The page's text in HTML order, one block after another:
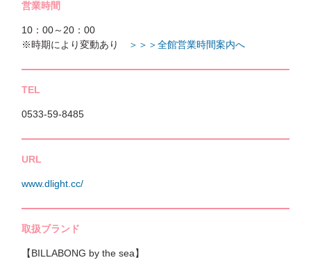
営業時間
10：00～20：00
※時期により変動あり
＞＞＞全館営業時間案内へ
TEL
0533-59-8485
URL
www.dlight.cc/
取扱ブランド
【BILLABONG by the sea】